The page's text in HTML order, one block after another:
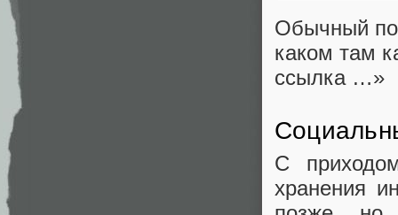
Обычный
каком там
ссылка …»
С
хранения